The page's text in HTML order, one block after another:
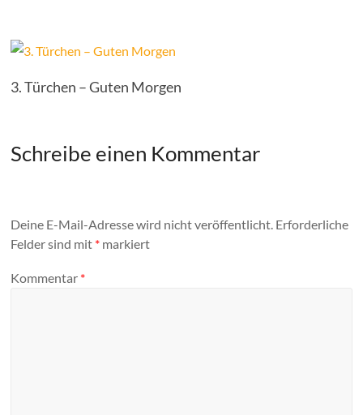
3. Türchen – Guten Morgen
Schreibe einen Kommentar
Deine E-Mail-Adresse wird nicht veröffentlicht. Erforderliche
Felder sind mit * markiert
Kommentar *